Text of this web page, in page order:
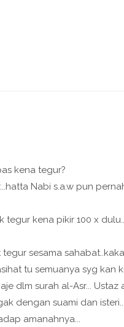
kena tegur?
Nabi s.a.w pun
tegur kena pikir 100 x
sesama
tu semuanya syg kan
dlm surah al-Asr...
dengan suami dan
amanahnya...